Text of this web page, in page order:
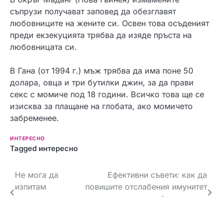
съпрузи получават заповед да обезглавят
любовниците на жените си. Освен това осъденият
преди екзекуцията трябва да изяде пръста на
любовницата си.
В Гана (от 1994 г.) мъж трябва да има поне 50
долара, овца и три бутилки джин, за да прави
секс с момиче под 18 години. Всичко това ще се
изисква за плащане на глобата, ако момичето
забременее.
ИНТЕРЕСНО
Tagged интересно
Навигация
Не мога да
изпитам
Ефективни съвети: как да
повишите отслабения имунитет